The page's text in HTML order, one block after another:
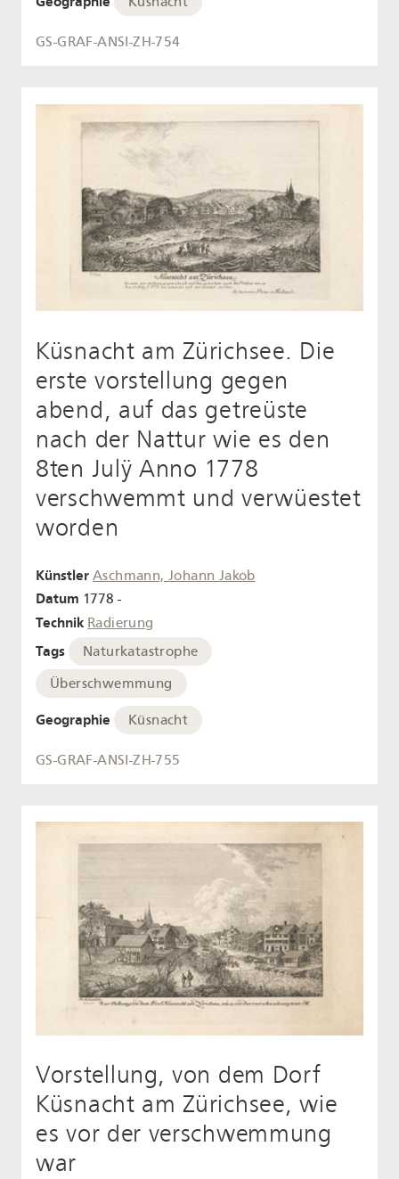
GS-GRAF-ANSI-ZH-754
Küsnacht am Zürichsee. Die
erste vorstellung gegen
abend, auf das getreüste
nach der Nattur wie es den
8ten Julÿ Anno 1778
verschwemmt und verwüestet
worden
Künstler Aschmann, Johann Jakob
Datum 1778 -
Technik Radierung
Tags
Naturkatastrophe
Überschwemmung
Geographie Küsnacht
GS-GRAF-ANSI-ZH-755
Vorstellung, von dem Dorf
Küsnacht am Zürichsee, wie
es vor der verschwemmung
war